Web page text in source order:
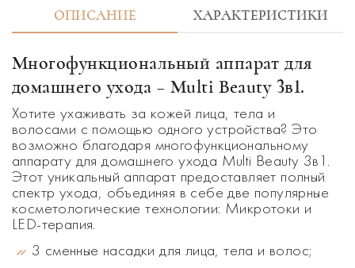
ОПИСАНИЕ ХАРАКТЕРИСТИКИ
Многофункциональный аппарат для
домашнего ухода – Multi Beauty 3в1.
Хотите ухаживать за кожей лица, тела и
волосами с помощью одного устройства? Это
возможно благодаря многофункциональному
аппарату для домашнего ухода Multi Beauty 3в1.
Этот уникальный аппарат предоставляет полный
спектр ухода, объединяя в себе две популярные
косметологические технологии: Микротоки и
LED-терапия.
3 сменные насадки для лица, тела и волос;